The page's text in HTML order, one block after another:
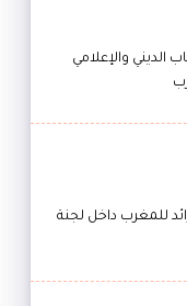
الديني والإعلامي
للمغرب داخل لجنة